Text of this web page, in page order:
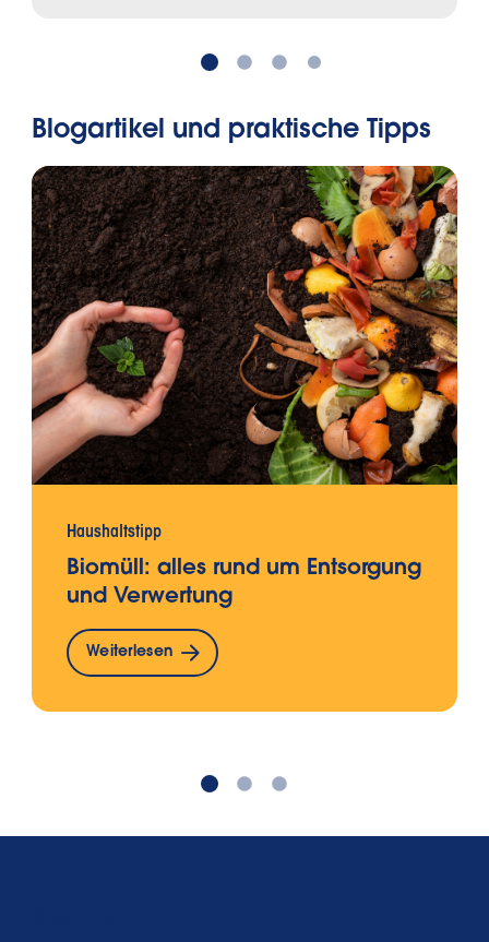
Blogartikel und praktische Tipps
Haushaltstipp
Biomüll: alles rund um Entsorgung
und Verwertung
Weiterlesen